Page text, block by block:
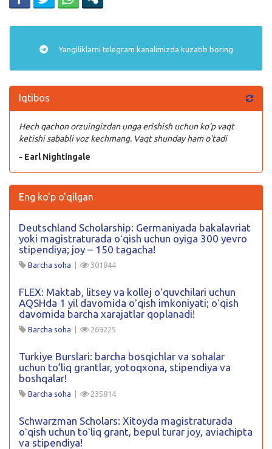
Yangiliklarni telegram kanalimizda kuzatib boring
Iqtibos
Hech qachon orzuingizdan unga erishish uchun ko’p vaqt
ketishi sababli voz kechmang. Vaqt shunday ham o’tadi
- Earl Nightingale
Eng ko'p o'qilgan
Deutschland Scholarship: Germaniyada bakalavriat
yoki magistraturada oʻqish uchun oyiga 300 yevro
stipendiya; joy – 150 tagacha!
Barcha soha | 301844
FLEX: Maktab, litsey va kollej oʻquvchilari uchun
AQSHda 1 yil davomida oʻqish imkoniyati; oʻqish
davomida barcha xarajatlar qoplanadi!
Barcha soha | 269225
Turkiye Burslari: barcha bosqichlar va sohalar
uchun to’liq grantlar, yotoqxona, stipendiya va
boshqalar!
Barcha soha | 235814
Schwarzman Scholars: Xitoyda magistraturada
oʻqish uchun toʻliq grant, bepul turar joy, aviachipta
va stipendiya!